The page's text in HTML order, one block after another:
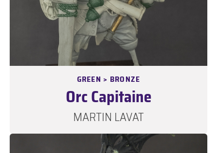
GREEN > BRONZE
Orc Capitaine
MARTIN LAVAT